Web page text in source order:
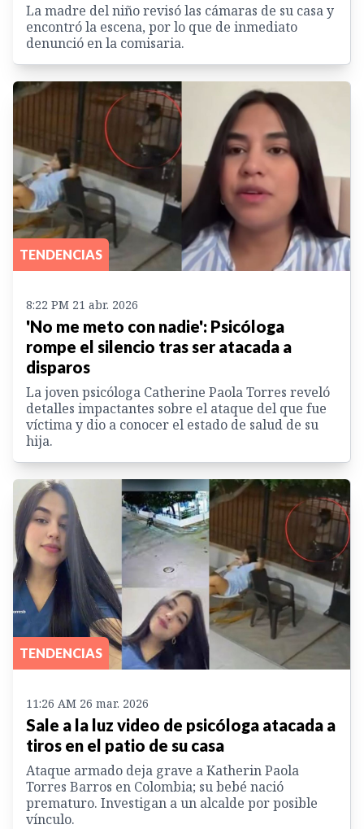
La madre del niño revisó las cámaras de su casa y
encontró la escena, por lo que de inmediato
denunció en la comisaria.
TENDENCIAS
8:22 PM 21 abr. 2026
'No me meto con nadie': Psicóloga
rompe el silencio tras ser atacada a
disparos
La joven psicóloga Catherine Paola Torres reveló
detalles impactantes sobre el ataque del que fue
víctima y dio a conocer el estado de salud de su
hija.
TENDENCIAS
11:26 AM 26 mar. 2026
Sale a la luz video de psicóloga atacada a
tiros en el patio de su casa
Ataque armado deja grave a Katherin Paola
Torres Barros en Colombia; su bebé nació
prematuro. Investigan a un alcalde por posible
vínculo.